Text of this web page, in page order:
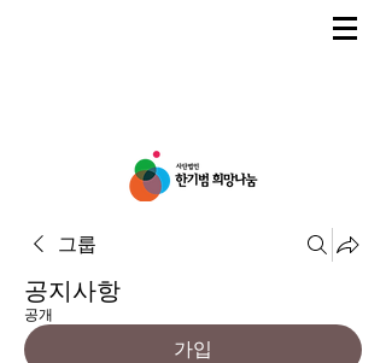
그룹
공지사항
공개
가입